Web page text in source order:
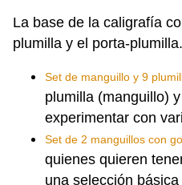
La base de la caligrafía
plumilla y el porta-plumilla.
Set de manguillo y 9
plumilla (manguillo)
experimentar con
Set de 2 manguillos con
quienes quieren
una selección